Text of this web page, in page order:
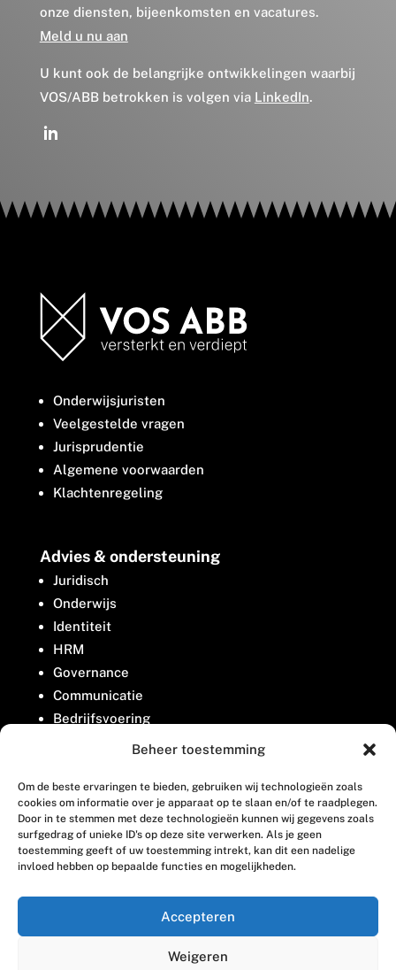
Beheer toestemming
Om de beste ervaringen te bieden, gebruiken wij technologieën zoals
cookies om informatie over je apparaat op te slaan en/of te raadplegen.
Door in te stemmen met deze technologieën kunnen wij gegevens zoals
surfgedrag of unieke ID's op deze site verwerken. Als je geen
toestemming geeft of uw toestemming intrekt, kan dit een nadelige
invloed hebben op bepaalde functies en mogelijkheden.
Accepteren
Weigeren
onze diensten, bijeenkomsten en vacatures.
Meld u nu aan
U kunt ook de belangrijke ontwikkelingen waarbij
VOS/ABB betrokken is volgen via LinkedIn.
Onderwijsjuristen
Veelgestelde vragen
Jurisprudentie
Algemene voorwaarden
Klachtenregeling
Advies & ondersteuning
Juridisch
Onderwijs
Identiteit
HRM
Governance
Communicatie
Bedrijfsvoering
Belangenbehartiging
Contact
Houttuinlaan 8
3447 GM Woerden